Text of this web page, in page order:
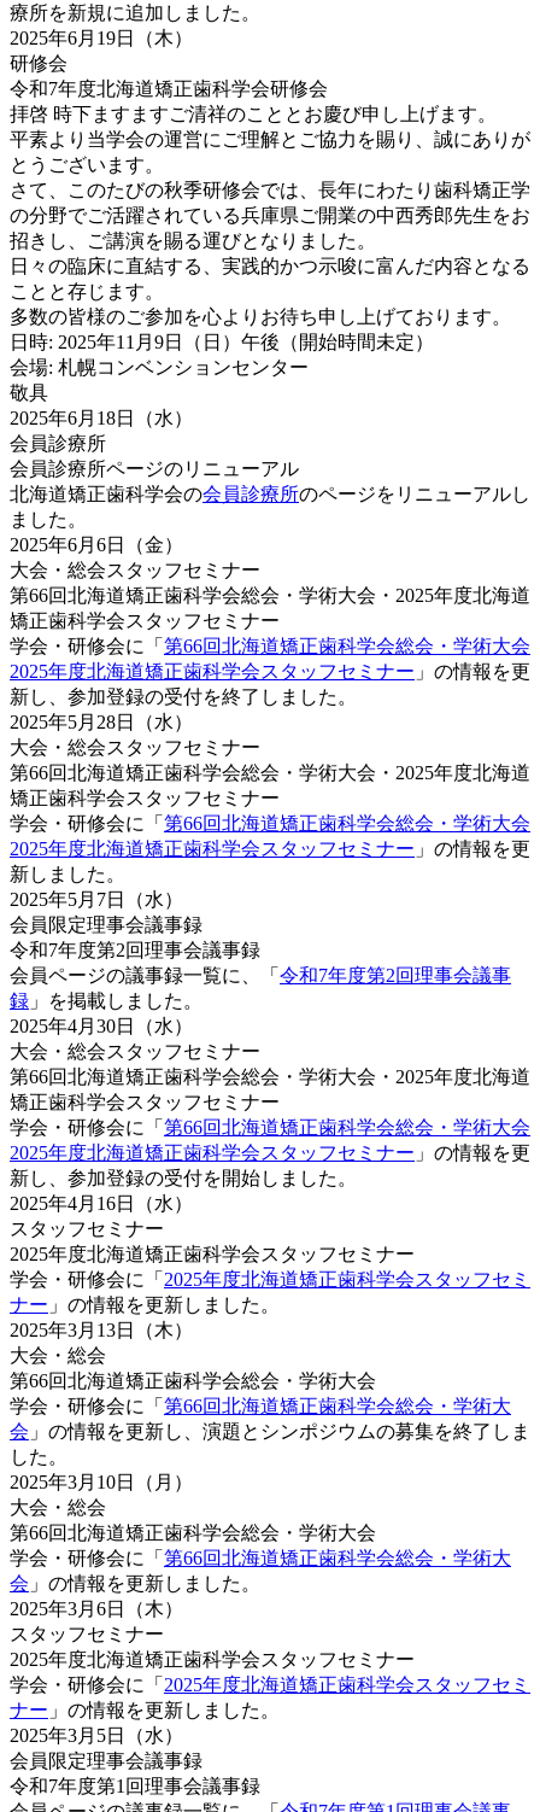
療所を新規に追加しました。
2025年6月19日（木）
研修会
令和7年度北海道矯正歯科学会研修会
拝啓 時下ますますご清祥のこととお慶び申し上げます。
平素より当学会の運営にご理解とご協力を賜り、誠にありが
とうございます。
さて、このたびの秋季研修会では、長年にわたり歯科矯正学
の分野でご活躍されている兵庫県ご開業の中西秀郎先生をお
招きし、ご講演を賜る運びとなりました。
日々の臨床に直結する、実践的かつ示唆に富んだ内容となる
ことと存じます。
多数の皆様のご参加を心よりお待ち申し上げております。
日時: 2025年11月9日（日）午後（開始時間未定）
会場: 札幌コンベンションセンター
敬具
2025年6月18日（水）
会員診療所
会員診療所ページのリニューアル
北海道矯正歯科学会の会員診療所のページをリニューアルし
ました。
2025年6月6日（金）
大会・総会スタッフセミナー
第66回北海道矯正歯科学会総会・学術大会・2025年度北海道
矯正歯科学会スタッフセミナー
学会・研修会に「 第66回北海道矯正歯科学会総会・学術大会
2025年度北海道矯正歯科学会スタッフセミナー 」の情報を更
新し、参加登録の受付を終了しました。
2025年5月28日（水）
大会・総会スタッフセミナー
第66回北海道矯正歯科学会総会・学術大会・2025年度北海道
矯正歯科学会スタッフセミナー
学会・研修会に「 第66回北海道矯正歯科学会総会・学術大会
2025年度北海道矯正歯科学会スタッフセミナー 」の情報を更
新しました。
2025年5月7日（水）
会員限定理事会議事録
令和7年度第2回理事会議事録
会員ページの議事録一覧に、「 令和7年度第2回理事会議事
録 」を掲載しました。
2025年4月30日（水）
大会・総会スタッフセミナー
第66回北海道矯正歯科学会総会・学術大会・2025年度北海道
矯正歯科学会スタッフセミナー
学会・研修会に「 第66回北海道矯正歯科学会総会・学術大会
2025年度北海道矯正歯科学会スタッフセミナー 」の情報を更
新し、参加登録の受付を開始しました。
2025年4月16日（水）
スタッフセミナー
2025年度北海道矯正歯科学会スタッフセミナー
学会・研修会に「 2025年度北海道矯正歯科学会スタッフセミ
ナー 」の情報を更新しました。
2025年3月13日（木）
大会・総会
第66回北海道矯正歯科学会総会・学術大会
学会・研修会に「 第66回北海道矯正歯科学会総会・学術大
会 」の情報を更新し、演題とシンポジウムの募集を終了しま
した。
2025年3月10日（月）
大会・総会
第66回北海道矯正歯科学会総会・学術大会
学会・研修会に「 第66回北海道矯正歯科学会総会・学術大
会 」の情報を更新しました。
2025年3月6日（木）
スタッフセミナー
2025年度北海道矯正歯科学会スタッフセミナー
学会・研修会に「 2025年度北海道矯正歯科学会スタッフセミ
ナー 」の情報を更新しました。
2025年3月5日（水）
会員限定理事会議事録
令和7年度第1回理事会議事録